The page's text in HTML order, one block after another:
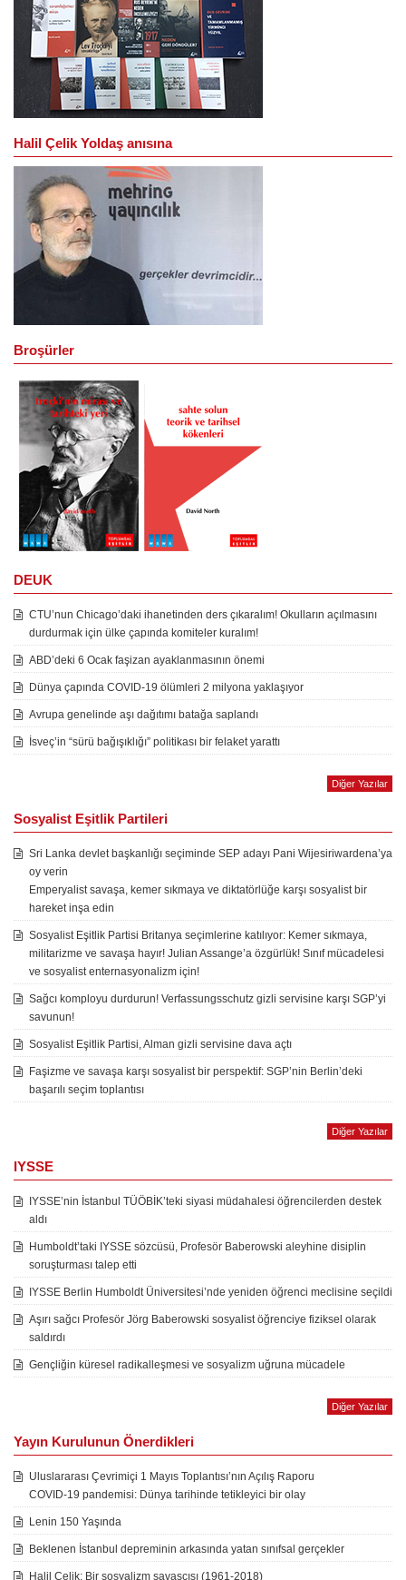
Halil Çelik Yoldaş anısına
Broşürler
DEUK
CTU’nun Chicago’daki ihanetinden ders çıkaralım! Okulların açılmasını
durdurmak için ülke çapında komiteler kuralım!
ABD’deki 6 Ocak faşizan ayaklanmasının önemi
Dünya çapında COVID-19 ölümleri 2 milyona yaklaşıyor
Avrupa genelinde aşı dağıtımı batağa saplandı
İsveç’in “sürü bağışıklığı” politikası bir felaket yarattı
Diğer Yazılar
Sosyalist Eşitlik Partileri
Sri Lanka devlet başkanlığı seçiminde SEP adayı Pani Wijesiriwardena’ya
oy verin
Emperyalist savaşa, kemer sıkmaya ve diktatörlüğe karşı sosyalist bir
hareket inşa edin
Sosyalist Eşitlik Partisi Britanya seçimlerine katılıyor: Kemer sıkmaya,
militarizme ve savaşa hayır! Julian Assange’a özgürlük! Sınıf mücadelesi
ve sosyalist enternasyonalizm için!
Sağcı komployu durdurun! Verfassungsschutz gizli servisine karşı SGP’yi
savunun!
Sosyalist Eşitlik Partisi, Alman gizli servisine dava açtı
Faşizme ve savaşa karşı sosyalist bir perspektif: SGP’nin Berlin’deki
başarılı seçim toplantısı
Diğer Yazılar
IYSSE
IYSSE’nin İstanbul TÜÖBİK’teki siyasi müdahalesi öğrencilerden destek
aldı
Humboldt’taki IYSSE sözcüsü, Profesör Baberowski aleyhine disiplin
soruşturması talep etti
IYSSE Berlin Humboldt Üniversitesi’nde yeniden öğrenci meclisine seçildi
Aşırı sağcı Profesör Jörg Baberowski sosyalist öğrenciye fiziksel olarak
saldırdı
Gençliğin küresel radikalleşmesi ve sosyalizm uğruna mücadele
Diğer Yazılar
Yayın Kurulunun Önerdikleri
Uluslararası Çevrimiçi 1 Mayıs Toplantısı’nın Açılış Raporu
COVID-19 pandemisi: Dünya tarihinde tetikleyici bir olay
Lenin 150 Yaşında
Beklenen İstanbul depreminin arkasında yatan sınıfsal gerçekler
Halil Çelik: Bir sosyalizm savaşçısı (1961-2018)